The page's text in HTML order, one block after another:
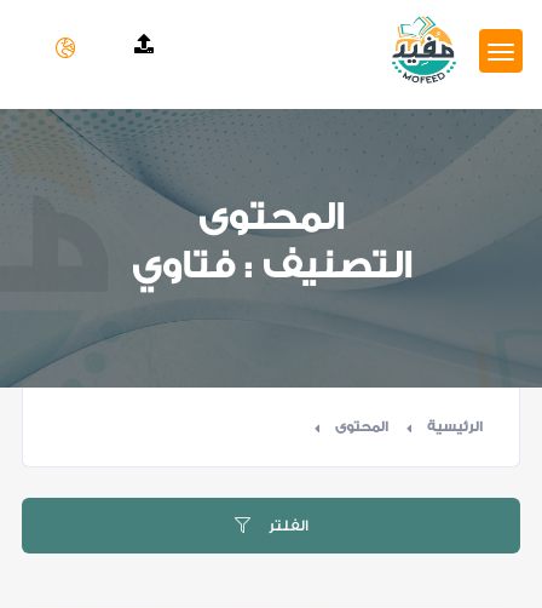
المحتوى
التصنيف : فتاوي
الرئيسية المحتوى
الفلتر